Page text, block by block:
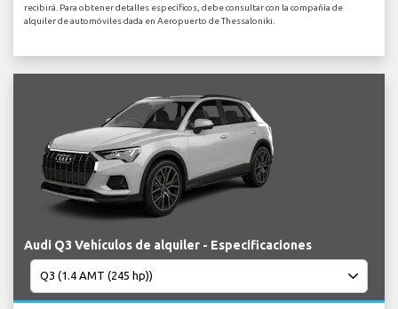
recibirá. Para obtener detalles específicos, debe consultar con la compañía de
alquiler de automóviles dada en Aeropuerto de Thessaloniki.
Audi Q3 Vehículos de alquiler - Especificaciones